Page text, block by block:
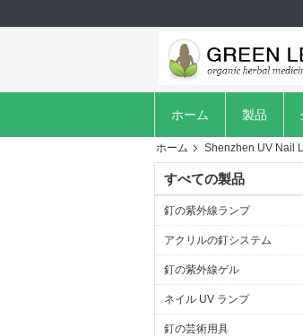
ホーム 製品
ホーム Shenzhen UV Nail
すべての製品
釘の紫外線ランプ
アクリルの釘システム
釘の紫外線ゲル
ネイル UV ランプ
釘の芸術用具